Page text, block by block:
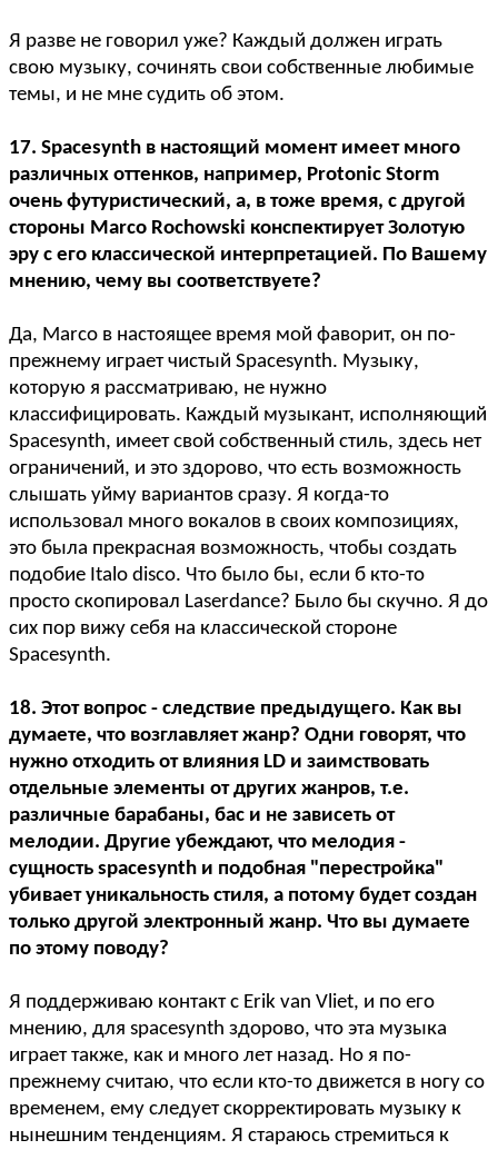
Я разве не говорил уже? Каждый должен играть
свою музыку, сочинять свои собственные любимые
темы, и не мне судить об этом.
17. Spacesynth в настоящий момент имеет много
различных оттенков, например, Protonic Storm
очень футуристический, а, в тоже время, с другой
стороны Marco Rochowski конспектирует Золотую
эру с его классической интерпретацией. По Вашему
мнению, чему вы соответствуете?
Да, Marco в настоящее время мой фаворит, он по-
прежнему играет чистый Spacesynth. Музыку,
которую я рассматриваю, не нужно
классифицировать. Каждый музыкант, исполняющий
Spacesynth, имеет свой собственный стиль, здесь нет
ограничений, и это здорово, что есть возможность
слышать уйму вариантов сразу. Я когда-то
использовал много вокалов в своих композициях,
это была прекрасная возможность, чтобы создать
подобие Italo disco. Что было бы, если б кто-то
просто скопировал Laserdance? Было бы скучно. Я до
сих пор вижу себя на классической стороне
Spacesynth.
18. Этот вопрос - следствие предыдущего. Как вы
думаете, что возглавляет жанр? Одни говорят, что
нужно отходить от влияния LD и заимствовать
отдельные элементы от других жанров, т.е.
различные барабаны, бас и не зависеть от
мелодии. Другие убеждают, что мелодия -
сущность spacesynth и подобная "перестройка"
убивает уникальность стиля, а потому будет создан
только другой электронный жанр. Что вы думаете
по этому поводу?
Я поддерживаю контакт с Erik van Vliet, и по его
мнению, для spacesynth здорово, что эта музыка
играет также, как и много лет назад. Но я по-
прежнему считаю, что если кто-то движется в ногу со
временем, ему следует скорректировать музыку к
нынешним тенденциям. Я стараюсь стремиться к